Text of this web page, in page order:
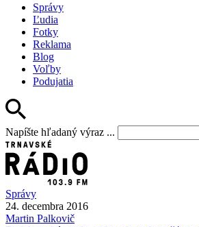
Správy
Ľudia
Fotky
Reklama
Blog
Voľby
Podujatia
Napíšte hľadaný výraz ...
Správy
24. decembra 2016
Martin Palkovič